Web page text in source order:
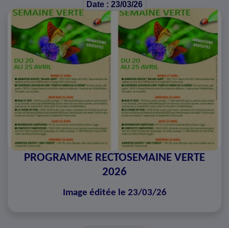
Date : 23/03/26
PROGRAMME RECTOSEMAINE VERTE
2026
Image éditée le 23/03/26